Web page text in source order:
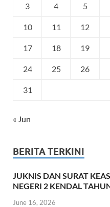
3 4 5
10 11 12
17 18 19
24 25 26
31
« Jun
BERITA TERKINI
JUKNIS DAN SURAT
NEGERI 2 KENDAL
June 16, 2026